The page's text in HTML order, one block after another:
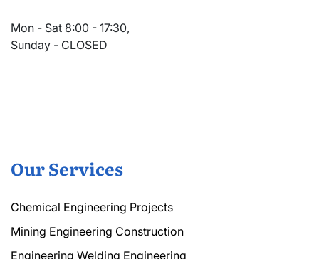
Mon - Sat 8:00 - 17:30,
Sunday - CLOSED
Our Services
Chemical Engineering Projects
Mining Engineering Construction
Engineering Welding Engineering